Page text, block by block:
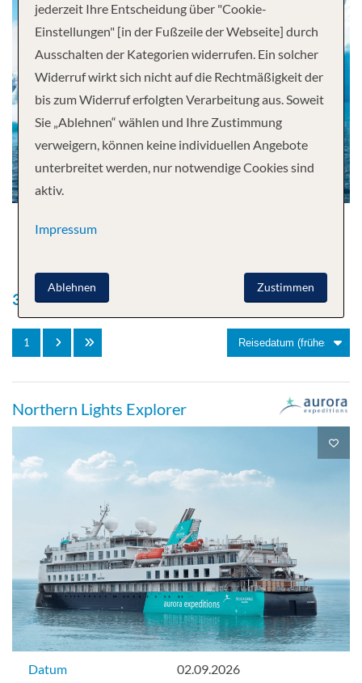
387Kreuzfahrten gefunden
1
Northern Lights Explorer
Datum
02.09.2026
jederzeit Ihre Entscheidung über "Cookie-
Einstellungen" [in der Fußzeile der Webseite] durch
Ausschalten der Kategorien widerrufen. Ein solcher
Widerruf wirkt sich nicht auf die Rechtmäßigkeit der
bis zum Widerruf erfolgten Verarbeitung aus. Soweit
Sie „Ablehnen“ wählen und Ihre Zustimmung
verweigern, können keine individuellen Angebote
unterbreitet werden, nur notwendige Cookies sind
aktiv.
Impressum
Zustimmen
Ablehnen